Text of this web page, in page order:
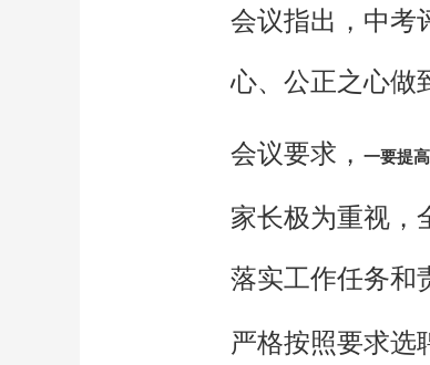
会议指出，中考
心、公正之心做
会议要求， 一要提
家长极为重视，
落实工作任务和
严格按照要求选